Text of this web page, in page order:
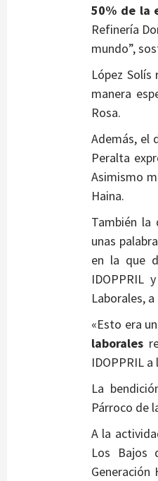
50% de la
Refinería
mundo”,
López
manera
Rosa.
Además, el
Peralta
Asimismo
Haina.
También la
unas
en la que
IDOPPRIL
Laborales,
«Esto era
laborales
IDOPPRIL
La
Párroco de
A la
Los Bajos
Generación